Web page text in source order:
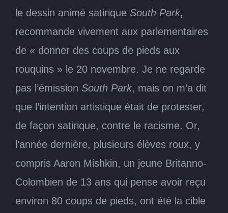
le dessin animé satirique South Park,
recommande vivement aux parlementaires
de « donner des coups de pieds aux
rouquins » le 20 novembre. Je ne regarde
pas l’émission South Park, mais on m’a dit
que l’intention artistique était de protester,
de façon satirique, contre le racisme. Or,
l’année dernière, plusieurs élèves roux, y
compris Aaron Mishkin, un jeune Britanno-
Colombien de 13 ans qui pense avoir reçu
environ 80 coups de pieds, ont été la cible